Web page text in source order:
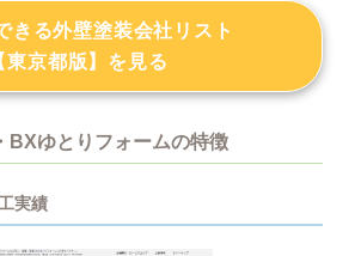
きる外壁塗装会社リスト
東京都版】を見る
BXゆとりフォームの特徴
実績